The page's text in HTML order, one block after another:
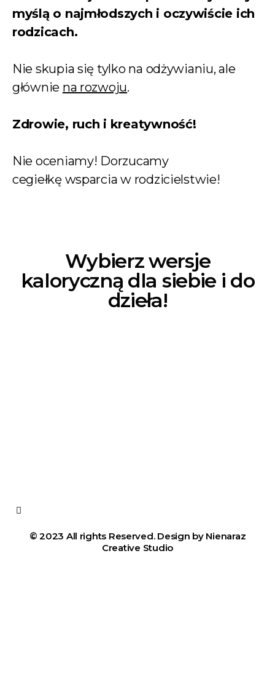
myślą o najmłodszych i oczywiście ich
rodzicach.
Nie skupia się tylko na odżywianiu, ale
głównie na rozwoju.
Zdrowie, ruch i kreatywność!
Nie oceniamy! Dorzucamy
cegiełkę wsparcia w rodzicielstwie!
Wybierz wersje
kaloryczną dla siebie i do
dzieła!
© 2023 All rights Reserved. Design by Nienaraz
Creative Studio